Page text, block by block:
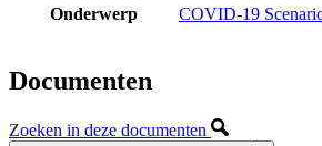
Onderwerp COVID-19
Documenten
Zoeken in deze documenten